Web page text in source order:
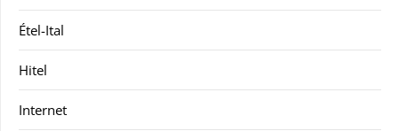
Étel-Ital
Hitel
Internet